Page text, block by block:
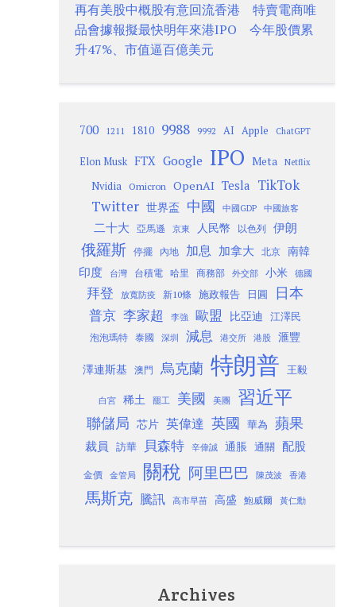
再有美股中概股有意回流香港 特賣電商唯
品會據報擬最快明年來港IPO 今年股價累
升47%、市值逼百億美元
700 1211 1810 9988 9992 AI Apple ChatGPT
Elon Musk FTX Google IPO Meta Netflix
Nvidia Omicron OpenAI Tesla TikTok
Twitter 世界盃 中國 中國GDP 中國旅客
二十大 亞馬遜 京東 人民幣 以色列 伊朗
俄羅斯 停擺 內地 加息 加拿大 北京
南韓
印度
台灣 台積電 哈里 商務部 外交部 小米 德國
拜登 放寬防疫 新10條 施政報告 日圓 日本
普京 李家超 李強 歐盟 比亞迪 江澤民
泡泡瑪特 泰國 深圳 減息 港交所 港股 滙豐
澤連斯基 澳門 烏克蘭 特朗普 王毅
白宮 稀土 罷工 美國 美團 習近平
聯儲局 芯片 英偉達 英國 華為 蘋果
裁員 訪華 貝森特 辛偉誠 通脹 通關 配股
金價 金管局 關稅 阿里巴巴 陳茂波 香港
馬斯克 騰訊 高市早苗 高盛 鮑威爾 黃仁勳
Archives